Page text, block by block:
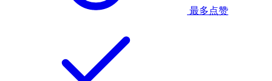
最多点赞